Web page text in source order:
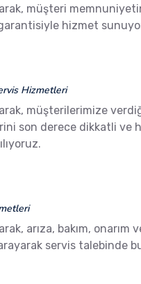
müşteri
hizmet
Hizmetleri
müşterilerimize
son derece dikkatli ve
arıza, bakım,
servis talebinde